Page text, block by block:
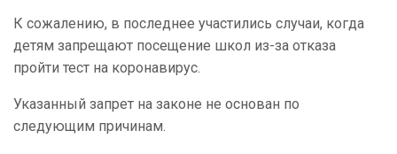
К сожалению, в последнее участились случаи, когда
детям запрещают посещение школ из-за отказа
пройти тест на коронавирус.
Указанный запрет на законе не основан по
следующим причинам.